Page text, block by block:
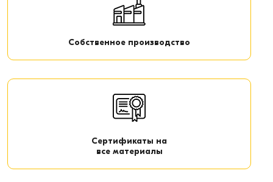
Собственное производство
Сертификаты на
все материалы